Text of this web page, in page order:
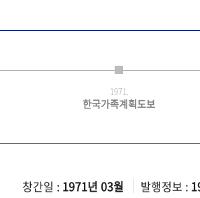
1971.
한국가족계획도보
창간일 : 1971년 03월 발행정보 :